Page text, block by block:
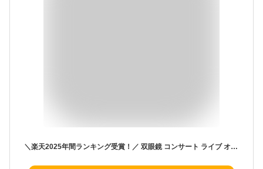
＼楽天2025年間ランキング受賞！／ 双眼鏡 コンサート ライブ オートフォーカス 10倍 ドーム 推し活 ライブコンサート ストラップ おしゃれ ライブ用 コンパクト 小さい メガネ 眼鏡 自動ピント オペラグラス 観劇 観劇用 メガネ対応 コンサート用 宝塚 ドットライブ r134